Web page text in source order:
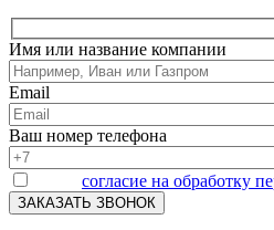
Имя или название компании
Email
Ваш номер телефона
согласие на обработку